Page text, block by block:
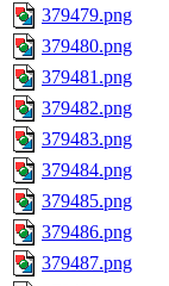
379479.png
379480.png
379481.png
379482.png
379483.png
379484.png
379485.png
379486.png
379487.png